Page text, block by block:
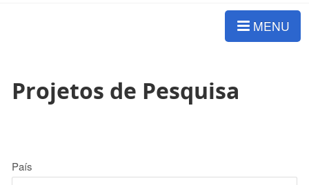
MENU
Projetos de Pesquisa
País